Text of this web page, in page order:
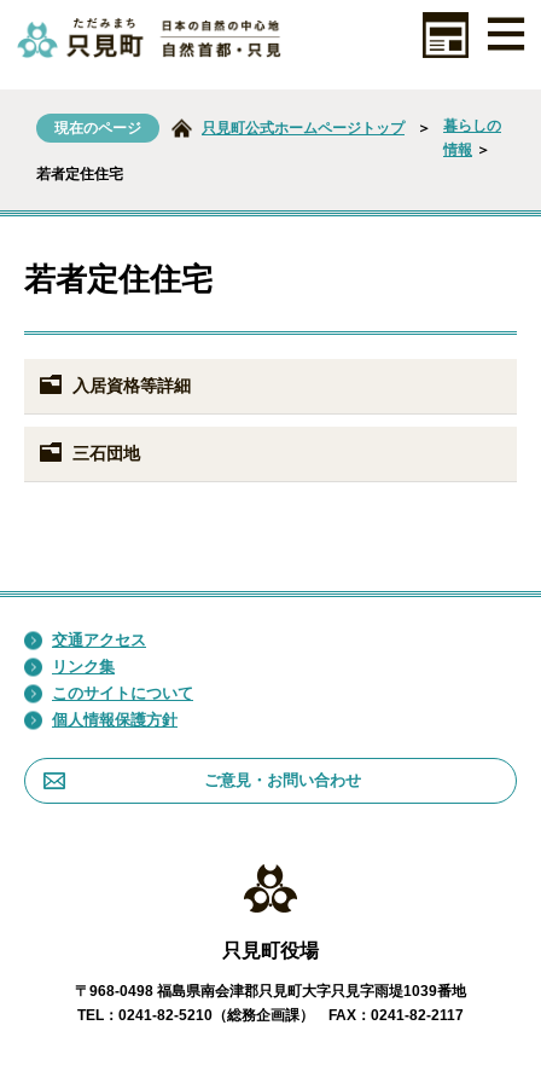
現在のページ 只見町公式ホームページトップ ＞
暮らしの
情報 ＞
若者定住住宅
若者定住住宅
入居資格等詳細
三石団地
交通アクセス
リンク集
このサイトについて
個人情報保護方針
ご意見・お問い合わせ
只見町役場
〒968-0498 福島県南会津郡只見町大字只見字雨堤1039番地
TEL：0241-82-5210（総務企画課） FAX：0241-82-2117